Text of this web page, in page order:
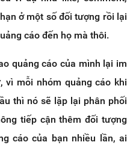
ở một số đối tượng rồi lại
cáo đến họ mà thôi.
quảng cáo của mình lại im
vì mỗi nhóm quảng cáo khi
thì nó sẽ lặp lại phân phối
tiếp cận thêm đối tượng
cáo của bạn nhiều lần, ai